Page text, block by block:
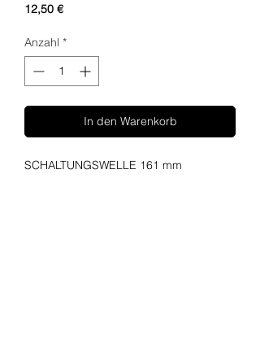
12,50 €Preis
Anzahl *
In den Warenkorb
SCHALTUNGSWELLE 161 mm